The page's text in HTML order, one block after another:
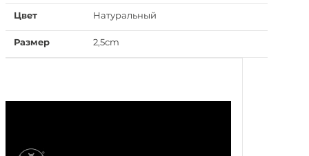
Цвет Натуральный
Размер 2,5cm